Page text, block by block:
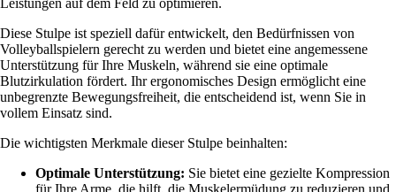
Leistungen auf dem Feld zu optimieren.
Diese Stulpe ist speziell dafür entwickelt, den Bedürfnissen von
Volleyballspielern gerecht zu werden und bietet eine angemessene
Unterstützung für Ihre Muskeln, während sie eine optimale
Blutzirkulation fördert. Ihr ergonomisches Design ermöglicht eine
unbegrenzte Bewegungsfreiheit, die entscheidend ist, wenn Sie in
vollem Einsatz sind.
Die wichtigsten Merkmale dieser Stulpe beinhalten:
Optimale Unterstützung: Sie bietet eine gezielte Kompression